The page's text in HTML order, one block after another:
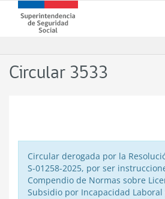
contenido
Superintendencia
de
-
Circular 3533
Circular derogada por la
S-01258-2025, por ser
Compendio de Normas sobre
Subsidio por Incapacidad Laboral